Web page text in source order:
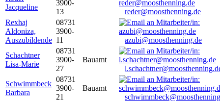
Jacqueline
3900-
13
reder@moosthenning.de
Rexhaj
Aldoniza,
Auszubildende
08731
3900-
11
azubi@moosthenning.de
Schachtner
Lisa-Marie
08731
3900-
27
Bauamt
Schwimmbeck
Barbara
08731
3900-
21
Bauamt